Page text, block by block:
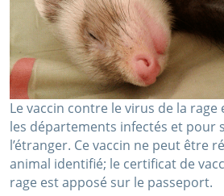
Le vaccin contre le virus de la rage
les départements infectés et pour
l’étranger. Ce vaccin ne peut être
animal identifié; le certificat de
rage est apposé sur le passeport.